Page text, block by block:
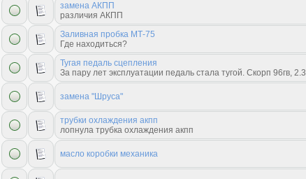
замена АКПП
различия АКПП
Заливная пробка МТ-75
Где находиться?
Тугая педаль сцепления
За пару лет эксплуатации педаль стала тугой. Скорп 96гв, 2.3
замена "Шруса"
трубки охлаждения акпп
лопнула трубка охлаждения акпп
масло коробки механика